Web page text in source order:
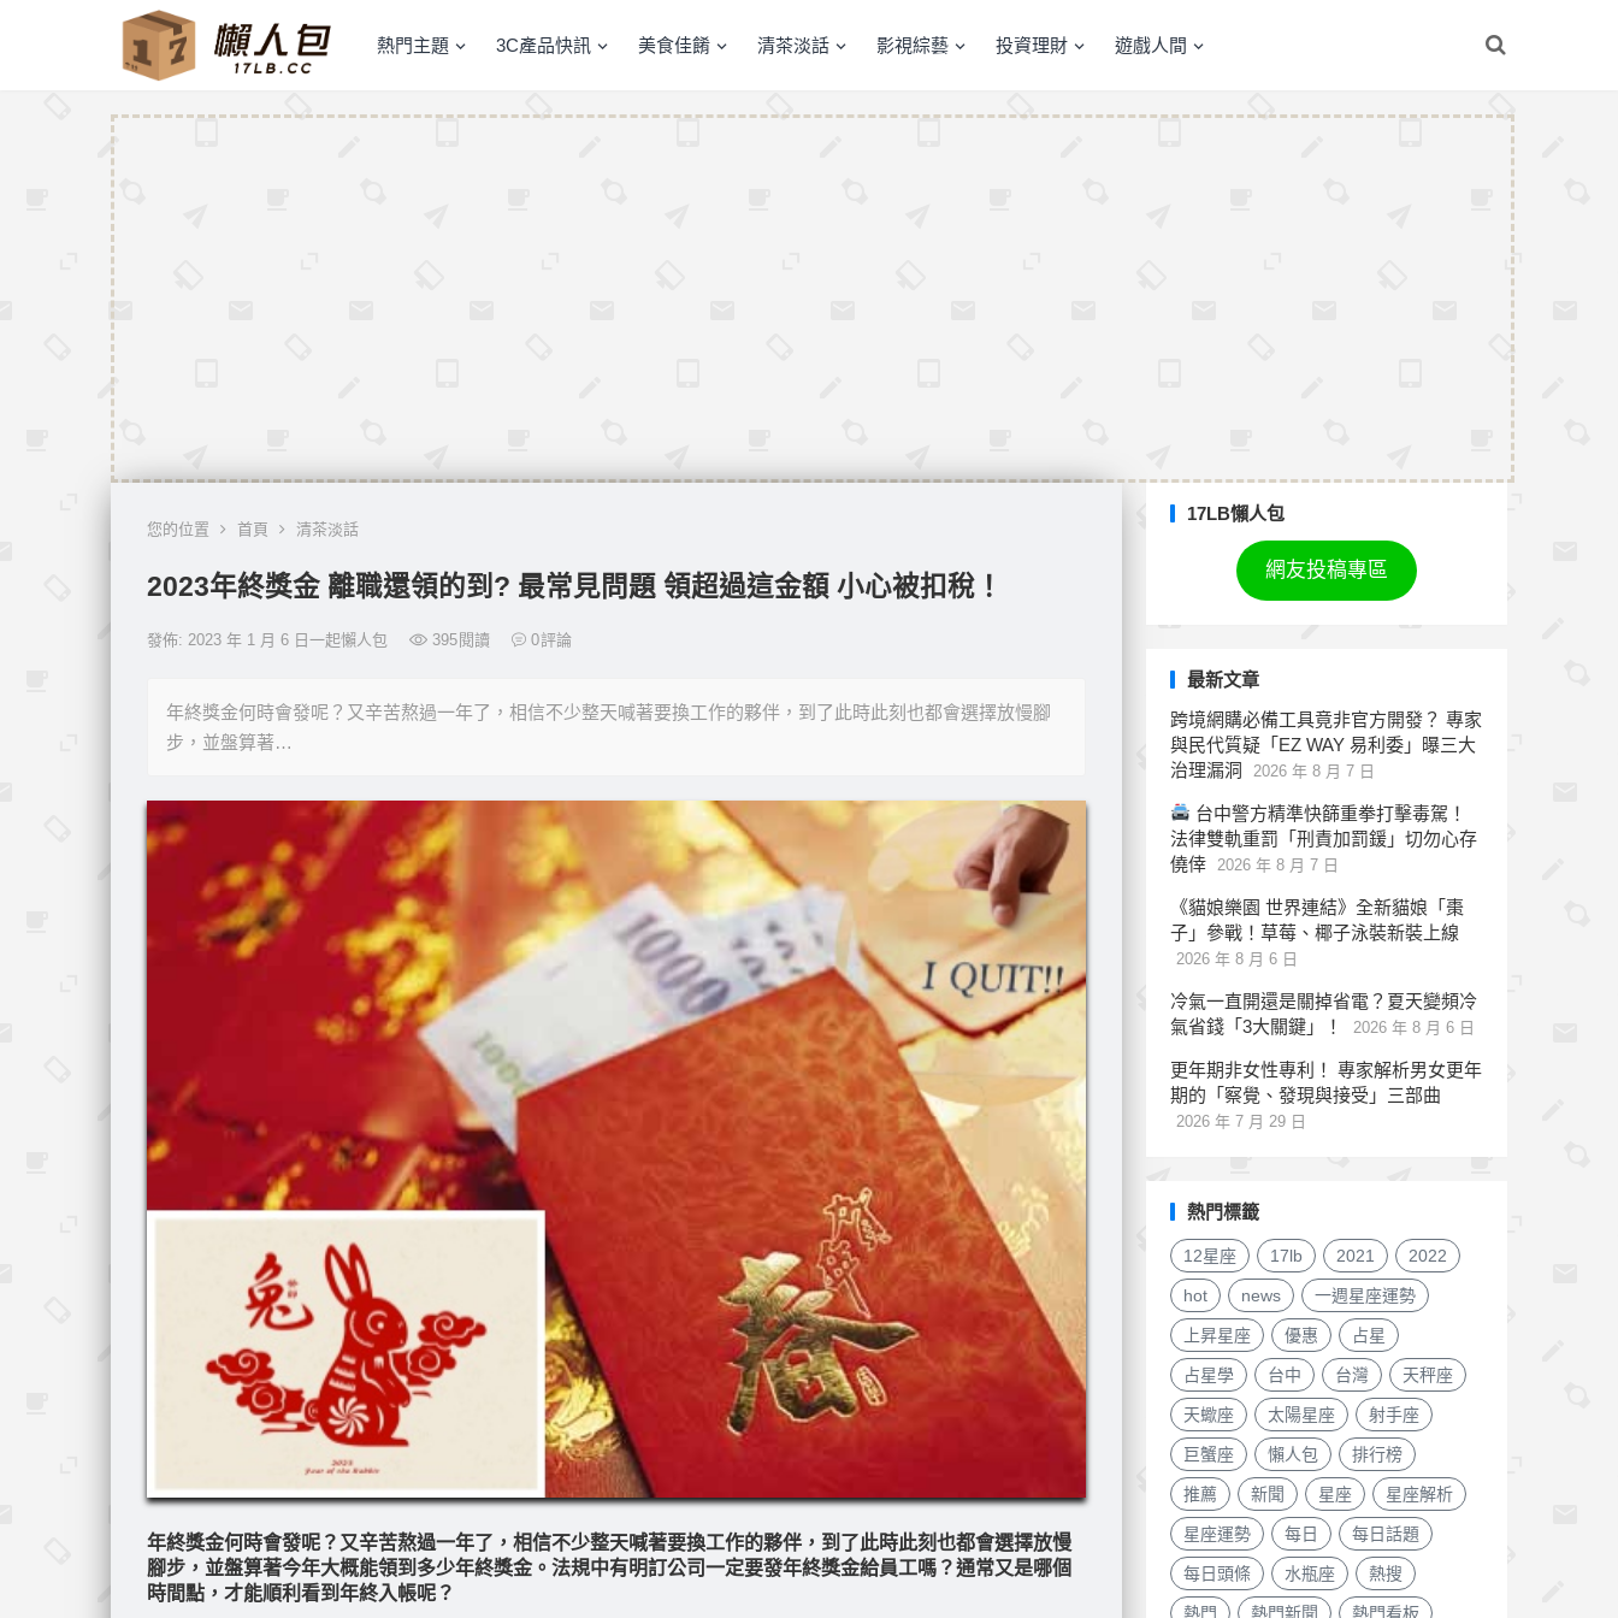
熱門主題 3C產品快訊 美食佳餚 清茶淡話 影視綜藝 投資理財 遊戲人間
您的位置 首頁 清茶淡話
2023年終獎金 離職還領的到? 最常見問題 領超過這金額 小心被扣稅！
發佈: 2023 年 1 月 6 日一起懶人包 395 閱讀 0評論
年終獎金何時會發呢？又辛苦熬過一年了，相信不少整天喊著要換工作的夥伴，到了此時此刻也都會選擇放慢腳
步，並盤算著…
年終獎金何時會發呢？又辛苦熬過一年了，相信不少整天喊著要換工作的夥伴，到了此時此刻也都會選擇放慢
腳步，並盤算著今年大概能領到多少年終獎金。法規中有明訂公司一定要發年終獎金給員工嗎？通常又是哪個
時間點，才能順利看到年終入帳呢？
17LB懶人包
網友投稿專區
最新文章
跨境網購必備工具竟非官方開發？ 專家
與民代質疑「EZ WAY 易利委」曝三大
治理漏洞
2026 年 8 月 7 日
台中警方精準快篩重拳打擊毒駕！
法律雙軌重罰「刑責加罰鍰」切勿心存
僥倖
2026 年 8 月 7 日
《貓娘樂園 世界連結》全新貓娘「棗
子」參戰！草莓、椰子泳裝新裝上線
2026 年 8 月 6 日
冷氣一直開還是關掉省電？夏天變頻冷
氣省錢「3大關鍵」！
2026 年 8 月 6 日
更年期非女性專利！ 專家解析男女更年
期的「察覺、發現與接受」三部曲
2026 年 7 月 29 日
熱門標籤
12星座 17lb 2021 2022
hot news 一週星座運勢
上昇星座 優惠 占星
占星學 台中 台灣 天秤座
天蠍座 太陽星座 射手座
巨蟹座 懶人包 排行榜
推薦 新聞 星座 星座解析
星座運勢 每日 每日話題
每日頭條 水瓶座 熱搜
熱門 熱門新聞 熱門看板